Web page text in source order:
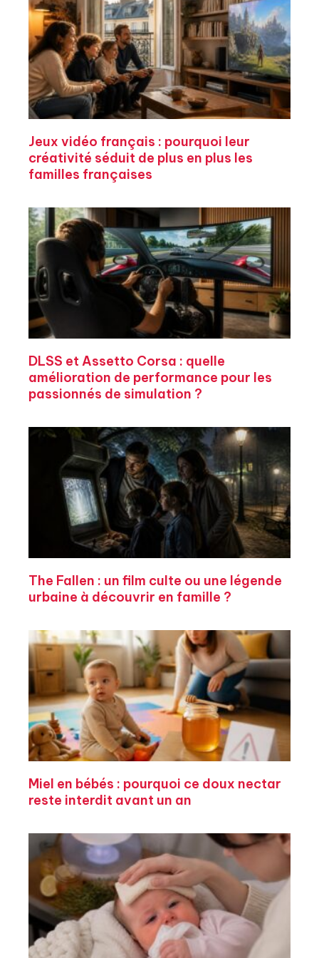
Jeux vidéo français : pourquoi leur
créativité séduit de plus en plus les
familles françaises
DLSS et Assetto Corsa : quelle
amélioration de performance pour les
passionnés de simulation ?
The Fallen : un film culte ou une légende
urbaine à découvrir en famille ?
Miel en bébés : pourquoi ce doux nectar
reste interdit avant un an